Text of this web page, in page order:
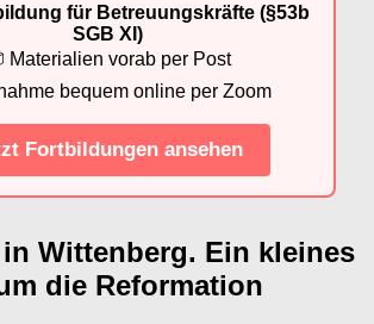
für Betreuungskräfte (§53b
SGB XI)
Materialien vorab per Post
bequem online per Zoom
Fortbildungen ansehen
Wittenberg. Ein kleines
die Reformation